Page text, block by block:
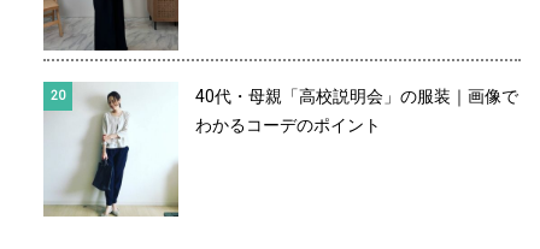
40代・母親「高校説明会」の服装｜画像で
わかるコーデのポイント